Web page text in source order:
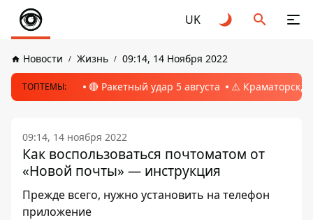
UK
Новости Жизнь 09:14, 14 Ноября 2022
ТОПТЕМЫ: 🔴 Ракетный удар 5 августа ⚠️ Краматорск,
09:14, 14 ноября 2022
Как воспользоваться почтоматом от
«Новой почты» — инструкция
Прежде всего, нужно установить на телефон
приложение